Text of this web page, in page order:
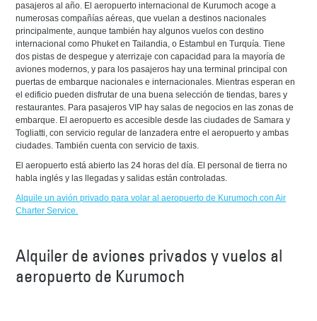
pasajeros al año. El aeropuerto internacional de Kurumoch acoge a
numerosas compañías aéreas, que vuelan a destinos nacionales
principalmente, aunque también hay algunos vuelos con destino
internacional como Phuket en Tailandia, o Estambul en Turquía. Tiene
dos pistas de despegue y aterrizaje con capacidad para la mayoría de
aviones modernos, y para los pasajeros hay una terminal principal con
puertas de embarque nacionales e internacionales. Mientras esperan en
el edificio pueden disfrutar de una buena selección de tiendas, bares y
restaurantes. Para pasajeros VIP hay salas de negocios en las zonas de
embarque. El aeropuerto es accesible desde las ciudades de Samara y
Togliatti, con servicio regular de lanzadera entre el aeropuerto y ambas
ciudades. También cuenta con servicio de taxis.
El aeropuerto está abierto las 24 horas del día. El personal de tierra no
habla inglés y las llegadas y salidas están controladas.
Alquile un avión privado para volar al aeropuerto de Kurumoch con Air
Charter Service.
Alquiler de aviones privados y vuelos al
aeropuerto de Kurumoch